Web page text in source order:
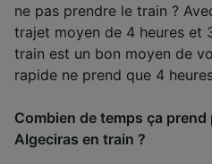
ne pas prendre le train ?
trajet moyen de 4 heures et
train est un bon moyen de
rapide ne prend que 4
Combien de temps ça prend
Algeciras en train ?